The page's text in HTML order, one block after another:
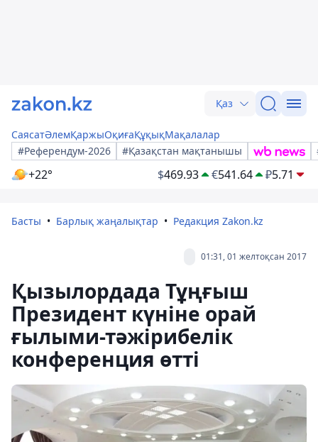
Қаз
СаясатӘлемҚаржыОқиғаҚұқықМақалалар
#Референдум-2026
#Қазақстан мақтанышы
+22° $469.93 €541.64 ₽5.71
Басты Барлық жаңалықтар Редакция Zakon.kz
01:31, 01 желтоқсан 2017
Қызылордада Тұңғыш
Президент күніне орай
ғылыми-тәжірибелік
конференция өтті